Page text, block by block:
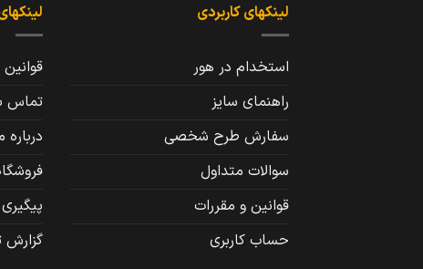
لینکهای کاربردی
استخدام در هور
راهنمای سایز
سفارش طرح شخصی
سوالات متداول
قوانین و مقررات
حساب کاربری
تماس
درباره
گزارش